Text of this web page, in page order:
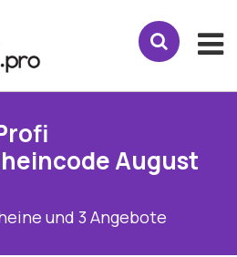
August
und 3 Angebote